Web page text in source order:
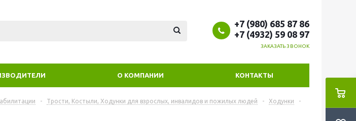
+7 (980) 685 87 86
+7 (4932) 59 08 97
ЗАКАЗАТЬ ЗВОНОК
О КОМПАНИИ КОНТАКТЫ
- Трости, Костыли, Ходунки для взрослых, инвалидов и пожилых людей - Ходунки
-